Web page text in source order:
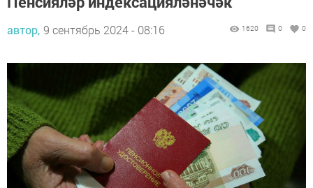
автор, 9 сентябрь 2024 - 08:16 1620 0 0